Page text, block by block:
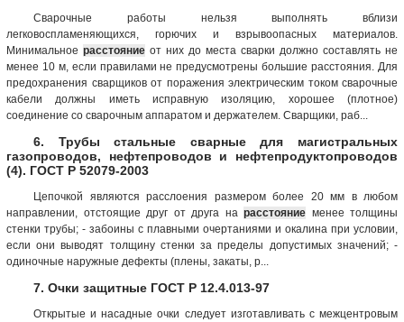
Сварочные работы нельзя выполнять вблизи
легковоспламеняющихся, горючих и взрывоопасных материалов.
Минимальное расстояние от них до места сварки должно составлять не
менее 10 м, если правилами не предусмотрены большие расстояния. Для
предохранения сварщиков от поражения электрическим током сварочные
кабели должны иметь исправную изоляцию, хорошее (плотное)
соединение со сварочным аппаратом и держателем. Сварщики, раб...
6. Трубы стальные сварные для магистральных
газопроводов, нефтепроводов и нефтепродуктопроводов
(4). ГОСТ Р 52079-2003
Цепочкой являются расслоения размером более 20 мм в любом
направлении, отстоящие друг от друга на расстояние менее толщины
стенки трубы; - забоины с плавными очертаниями и окалина при условии,
если они выводят толщину стенки за пределы допустимых значений; -
одиночные наружные дефекты (плены, закаты, р...
7. Очки защитные ГОСТ Р 12.4.013-97
Открытые и насадные очки следует изготавливать с межцентровым